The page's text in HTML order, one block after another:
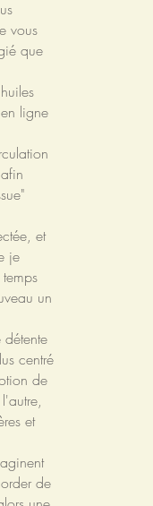
vous
que
ligne
et
je
un
centré
de
et
de